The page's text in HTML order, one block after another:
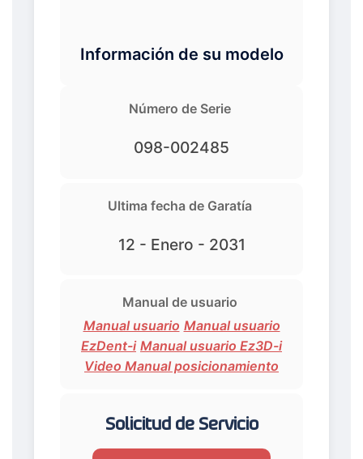
Información de su modelo
Número de Serie
098-002485
Ultima fecha de Garatía
12 - Enero - 2031
Manual de usuario
Manual usuario Manual usuario
EzDent-i Manual usuario Ez3D-i
Video Manual posicionamiento
Solicitud de Servicio